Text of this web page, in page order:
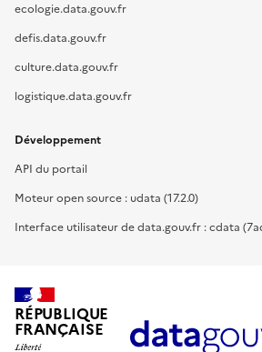
ecologie.data.gouv.fr
defis.data.gouv.fr
culture.data.gouv.fr
logistique.data.gouv.fr
Développement
API du portail
Moteur open source : udata (17.2.0)
Interface utilisateur de data.gouv.fr : cdata
RÉPUBLIQUE
FRANÇAISE